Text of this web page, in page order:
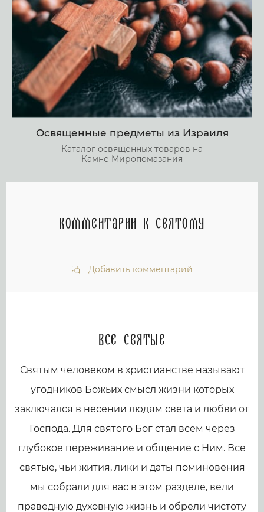
Освященные предметы из Израиля
Каталог освященных товаров на
Камне Миропомазания
Комментарии к святому
Добавить комментарий
Все святые
Святым человеком в христианстве называют
угодников Божьих смысл жизни которых
заключался в несении людям света и любви от
Господа. Для святого Бог стал всем через
глубокое переживание и общение с Ним. Все
святые, чьи жития, лики и даты поминовения
мы собрали для вас в этом разделе, вели
праведную духовную жизнь и обрели чистоту